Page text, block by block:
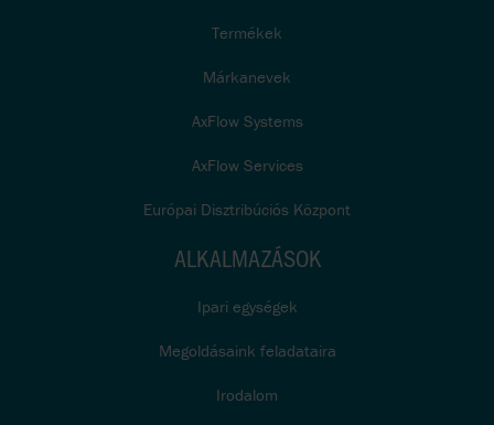
Termékek
Márkanevek
AxFlow Systems
AxFlow Services
Európai Disztribúciós Központ
ALKALMAZÁSOK
Ipari egységek
Megoldásaink feladataira
Irodalom